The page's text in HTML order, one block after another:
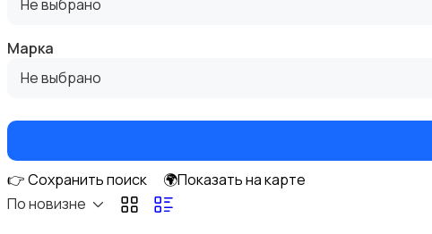
Фотовспышки
Не выбрано
Марка
Не выбрано
👉 Сохранить поиск
🌍Показать на карте
По новизне